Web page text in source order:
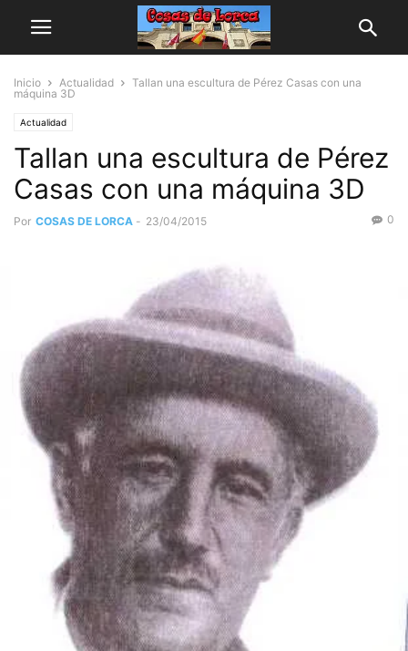
Inicio Actualidad
Tallan una escultura de Pérez Casas con una
máquina 3D
Actualidad
Tallan una escultura de Pérez
Casas con una máquina 3D
Por COSAS DE LORCA - 23/04/2015 0